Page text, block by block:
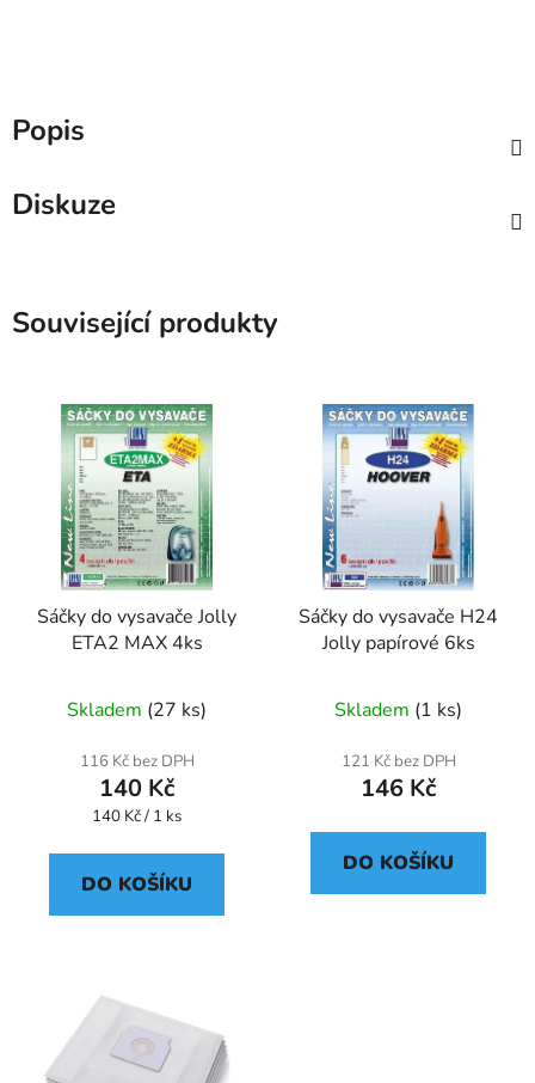
Popis
Diskuze
Související produkty
Sáčky do vysavače Jolly
ETA2 MAX 4ks
Skladem (27 ks)
116 Kč bez DPH
140 Kč
Měrná
140 Kč / 1 ks
DO KOŠÍKU
Sáčky do vysavače H24
Jolly papírové 6ks
Skladem (1 ks)
121 Kč bez DPH
146 Kč
DO KOŠÍKU